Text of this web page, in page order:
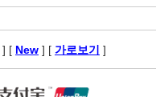
] [ New ] [ 가로보기 ]